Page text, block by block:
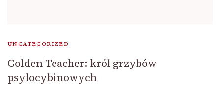
UNCATEGORIZED
Golden Teacher: król grzybów
psylocybinowych